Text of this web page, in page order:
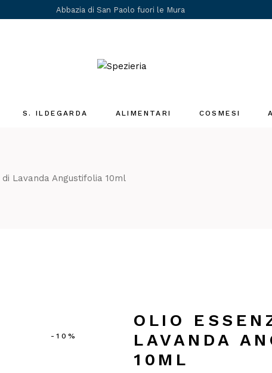
Abbazia di San Paolo fuori le Mura
S. ILDEGARDA ALIMENTARI COSMESI
Lavanda Angustifolia 10ml
-10%
OLIO
LAVANDA
10ML